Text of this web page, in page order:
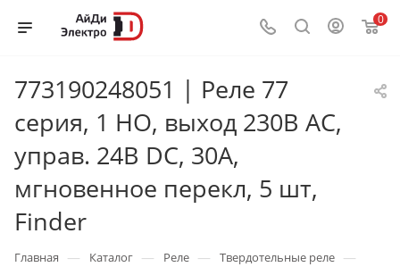
0
773190248051 | Реле 77
серия, 1 НО, выход 230В AC,
управ. 24В DC, 30A,
мгновенное перекл, 5 шт,
Finder
Главная — Каталог — Реле — Твердотельные реле —